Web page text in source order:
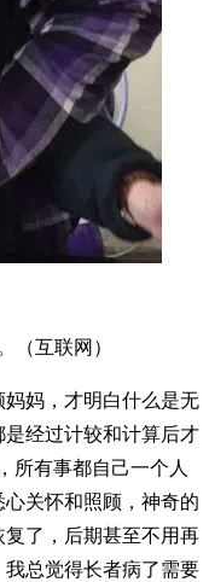
（互联网）
妈，才明白什么是无
经过计较和计算后才
所有事都自己一个人
关怀和照顾，神奇的
了，后期甚至不用再
我总觉得长者病了需要